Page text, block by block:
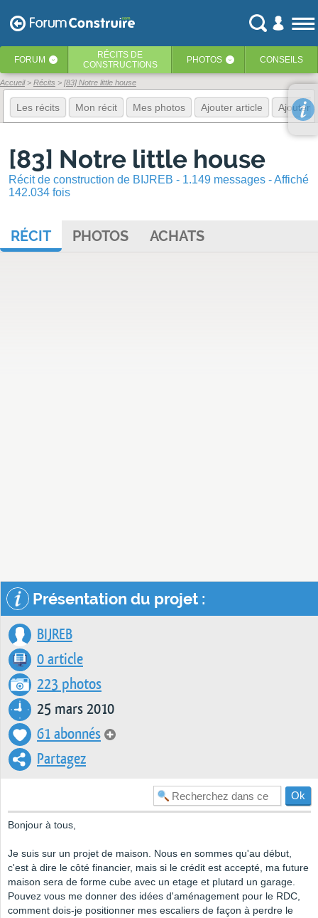
FORUM ‹ RÉCITS DE
CONSTRUCTIONS
PHOTOS ‹ CONSEILS
Accueil Récits [83] Notre little house
Les récits Mon récit Mes photos Ajouter article Ajouter
[83] Notre little house
Récit de construction de BIJREB - 1.149 messages - Affiché
142.034 fois
RÉCIT PHOTOS ACHATS
Présentation du projet :
BIJREB
0 article
223 photos
25 mars 2010
61 abonnés
Partagez
Bonjour à tous,
Je suis sur un projet de maison. Nous en sommes qu'au début,
c'est à dire le côté financier, mais si le crédit est accepté, ma future
maison sera de forme cube avec un etage et plutard un garage.
Pouvez vous me donner des idées d'aménagement pour le RDC,
comment dois-je positionner mes escaliers de façon à perdre le